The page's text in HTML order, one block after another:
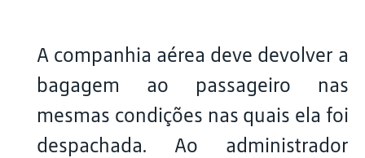
A companhia aérea deve devolver a
bagagem ao passageiro nas
mesmas condições nas quais ela foi
despachada. Ao administrador